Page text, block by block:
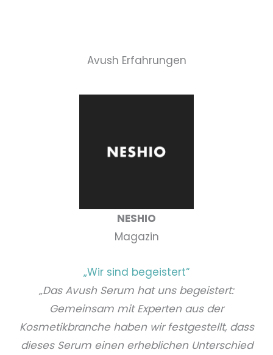
Avush Erfahrungen
NESHIO
Magazin
„Wir sind begeistert“
„Das Avush Serum hat uns begeistert:
Gemeinsam mit Experten aus der
Kosmetikbranche haben wir festgestellt, dass
dieses Serum einen erheblichen Unterschied